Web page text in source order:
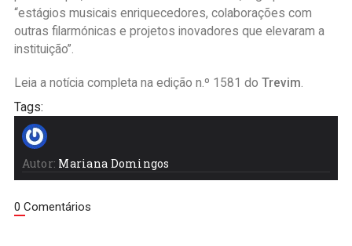
“estágios musicais enriquecedores, colaborações com
outras filarmónicas e projetos inovadores que elevaram a
instituição”.
Leia a notícia completa na edição n.º 1581 do Trevim.
Tags:
Autor: Mariana Domingos
0 Comentários